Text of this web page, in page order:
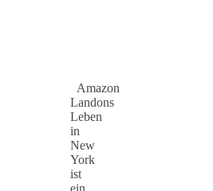
Amazon
Landons
Leben
in
New
York
ist